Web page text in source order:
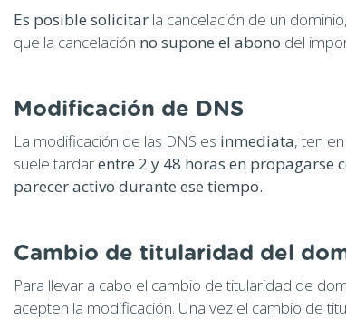
Es posible solicitar la cancelación de un
que la cancelación no supone el abono del
Modificación de DNS
La modificación de las DNS es inmediata, ten
suele tardarentre 2 y 48 horas en
parecer activo durante ese tiempo.
Cambio de titularidad del
Para llevar a cabo el cambio de titularidad de
acepten la modificación. Una vez el cambio de